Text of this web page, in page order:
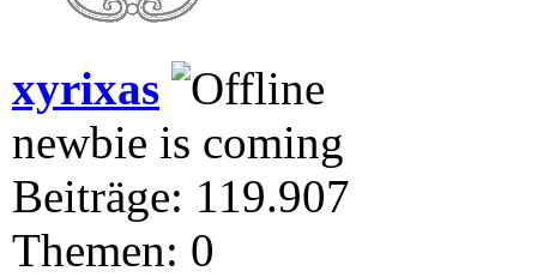
xyrixas
newbie is coming
Beiträge: 119.907
Themen: 0